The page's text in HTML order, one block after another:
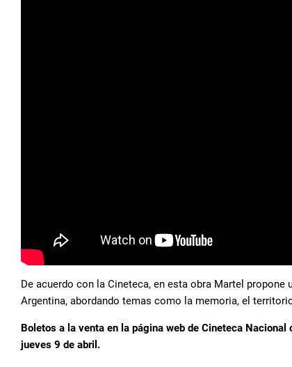
De acuerdo con la Cineteca, en esta obra Martel
Argentina, abordando temas como la memoria, el
Boletos a la venta en la página web de Cineteca
jueves 9 de abril.